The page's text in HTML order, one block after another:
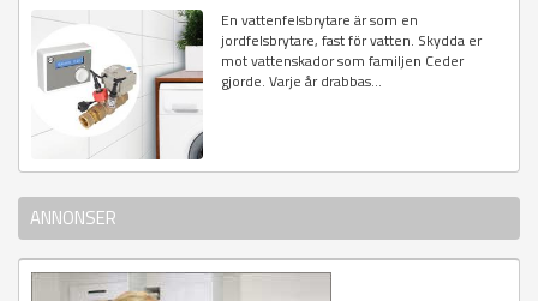
En vattenfelsbrytare är som en
jordfelsbrytare, fast för vatten. Skydda er
mot vattenskador som familjen Ceder
gjorde. Varje år drabbas...
ANNONSER